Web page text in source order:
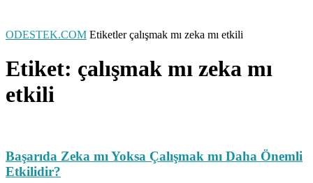
ODESTEK.COM Etiketler çalışmak mı zeka mı etkili
Etiket: çalışmak mı zeka mı
etkili
Başarıda Zeka mı Yoksa Çalışmak mı Daha Önemli
Etkilidir?